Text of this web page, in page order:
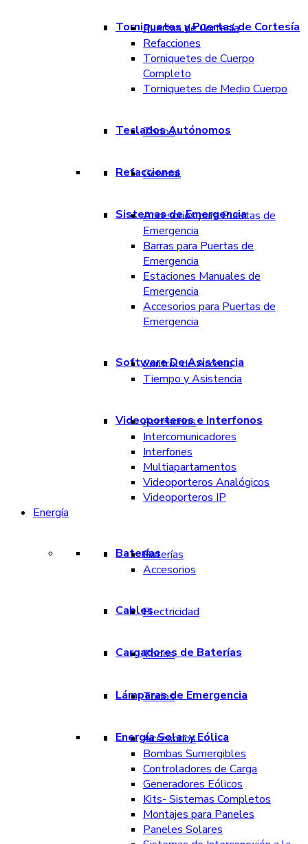
Torniquetes y Puertas de Cortesía
Puertas de Cortesía
Refacciones
Torniquetes de Cuerpo
Completo
Torniquetes de Medio Cuerpo
Teclados Autónomos
Todos
Refacciones
General
Sistemas de Emergencia
Accesorios para Puertas de
Emergencia
Barras para Puertas de
Emergencia
Estaciones Manuales de
Emergencia
Accesorios para Puertas de
Emergencia
Software De Asistencia
Control de Acceso
Tiempo y Asistencia
Videoporteros e Interfonos
Accesorios
Intercomunicadores
Interfones
Multiapartamentos
Videoporteros Analógicos
Videoporteros IP
Energía
BateríasBaterías
Accesorios
CablesElectricidad
Cargadores de Baterías
Todos
Lámparas de Emergencia
Todos
Energía Solar y Eólica
Accesorios
Bombas Sumergibles
Controladores de Carga
Generadores Eólicos
Kits- Sistemas Completos
Montajes para Paneles
Paneles Solares